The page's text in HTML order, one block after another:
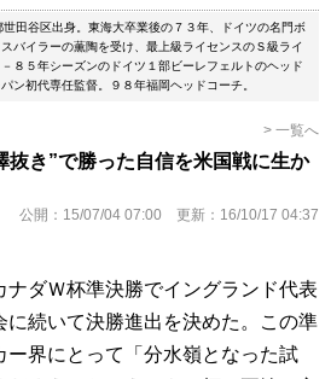
田谷区出身。東海大卒業後の７３年、ドイツの名門ボ
バイラーの薫陶を受け、最上級ライセンスのＳ級ライ
８５年シーズンのドイツ１部ビーレフェルトのヘッド
ン初代専任監督。９８年福岡ヘッドコーチ。
> 一覧へ
抜き”で勝った自信を米国戦に生か
公開： 15/07/04 07:00 更新： 16/10/17 04:37
ダＷ杯準決勝でイングランド代表
に続いて決勝進出を決めた。この準
ー界にとって「分水嶺となった試